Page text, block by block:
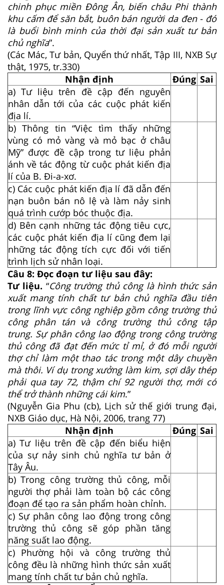
chinh phục miền Đông Ân, biến châu Phi thành
khu cấm để săn bắt, buôn bán người da đen - đó
là buổi bình minh của thời đại sản xuất tư bản
chủ nghĩa”.
(Các Mác, Tư bản, Quyển thứ nhất, Tập III, NXB Sự
thật, 1975, tr.330)
Nhận định
Đúng Sai
a) Tư liệu trên đề cập đến nguyên
nhân dẫn tới của các cuộc phát kiến
địa lí.
b) Thông tin “Việc tìm thấy những
vùng có mỏ vàng và mỏ bạc ở châu
Mỹ” được đề cập trong tư liệu phản
ánh về tác động từ cuộc phát kiến địa
lí của B. Đi-a-xơ.
c) Các cuộc phát kiến địa lí đã dẫn đến
nạn buôn bán nô lệ và làm nảy sinh
quá trình cướp bóc thuộc địa.
d) Bên cạnh những tác động tiêu cực,
các cuộc phát kiến địa lí cũng đem lại
những tác động tích cực đối với tiến
trình lịch sử nhân loại.
Câu 8: Đọc đoạn tư liệu sau đây:
Tư liệu. “Công trường thủ công là hình thức sản
xuất mang tính chất tư bản chủ nghĩa đầu tiên
trong lĩnh vực công nghiệp gồm công trường thủ
công phân tán và công trường thủ công tập
trung. Sự phân công lao động trong công trường
thủ công đã đạt đến mức tỉ mỉ, ở đó mỗi người
thợ chỉ làm một thao tác trong một dây chuyền
mà thôi. Ví dụ trong xưởng làm kim, sợi dây thép
phải qua tay 72, thậm chí 92 người thợ, mới có
thể trở thành những cái kim.”
(Nguyễn Gia Phu (cb), Lịch sử thế giới trung đại,
NXB Giáo dục, Hà Nội, 2006, trang 77)
Nhận định
Đúng Sai
a) Tư liệu trên đề cập đến biểu hiện
của sự nảy sinh chủ nghĩa tư bản ở
Tây Âu.
b) Trong công trường thủ công, mỗi
người thợ phải làm toàn bộ các công
đoạn để tạo ra sản phẩm hoàn chỉnh.
c) Sự phân công lao động trong công
trường thủ công sẽ góp phần tăng
năng suất lao động.
c) Phường hội và công trường thủ
công đều là những hình thức sản xuất
mang tính chất tư bản chủ nghĩa.